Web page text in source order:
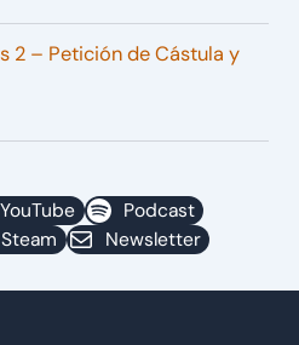
2 – Petición de Cástula y
YouTube
Podcast
Steam Newsletter